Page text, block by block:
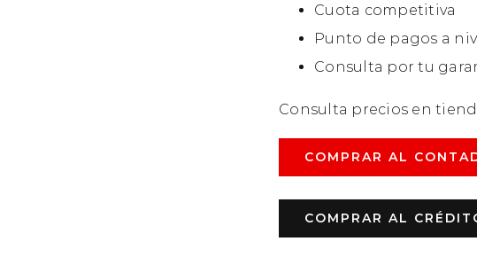
Cuota competitiva
Punto de pagos a
Consulta por tu
Consulta precios en
COMPRAR AL
COMPRAR AL